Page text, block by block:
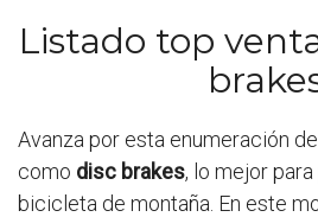
Listado top
Avanza por esta enumeración
como disc brakes, lo mejor
bicicleta de montaña. En este